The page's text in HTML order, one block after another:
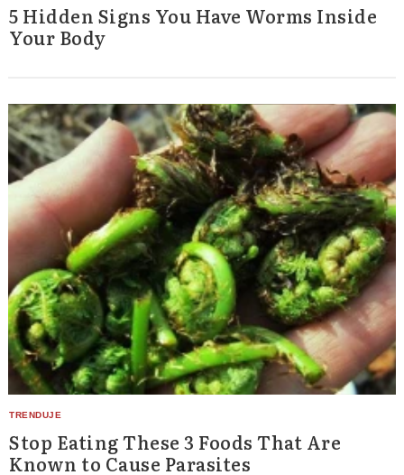
5 Hidden Signs You Have Worms Inside
Your Body
Stop Eating These 3 Foods That Are
Known to Cause Parasites